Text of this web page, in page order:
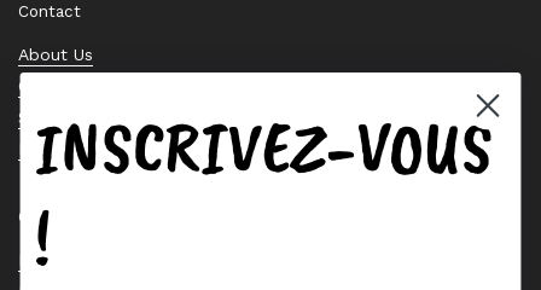
Contact
About Us
Contact Us
Stock Check
Request a Quote
Quick links
Bearing Knowledge Center
INSCRIVEZ-VOUS
!